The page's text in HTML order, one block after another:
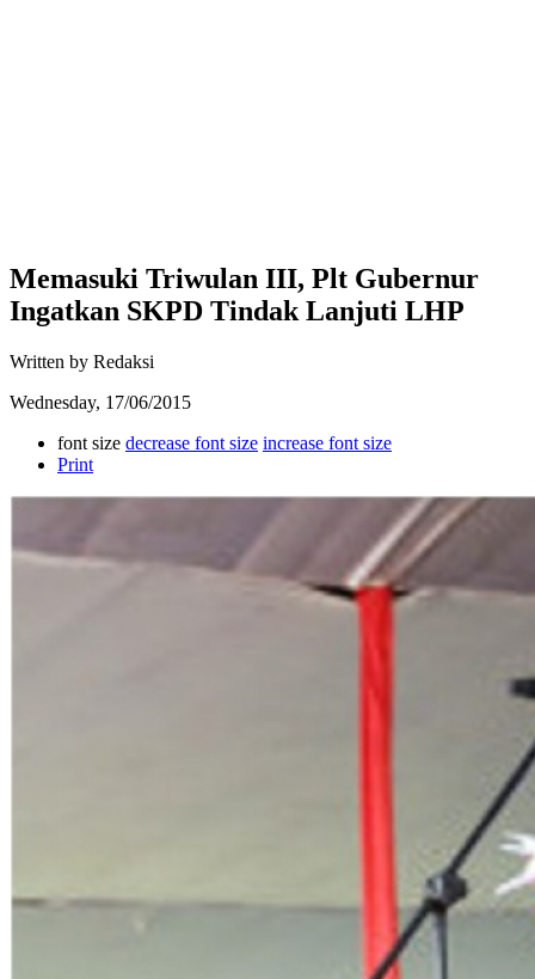
Memasuki Triwulan III, Plt Gubernur
Ingatkan SKPD Tindak Lanjuti LHP
Written by Redaksi
Wednesday, 17/06/2015
font size decrease font size increase font size
Print